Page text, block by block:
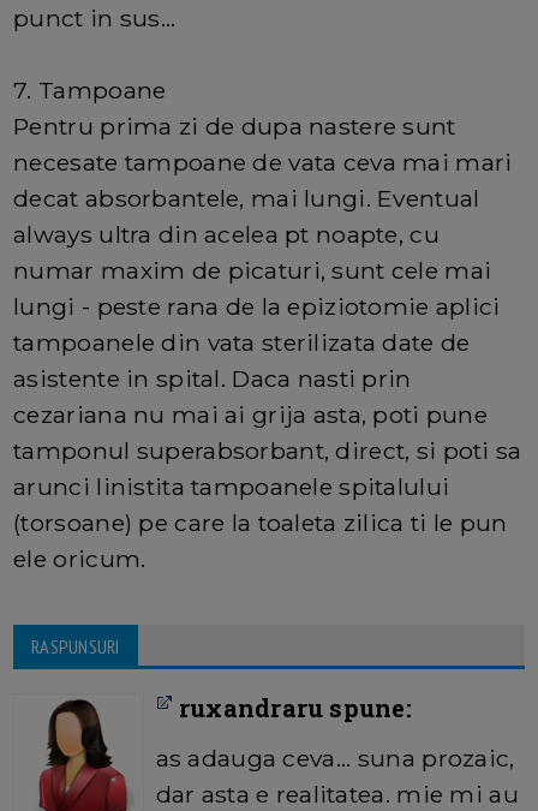
punct in sus...
7. Tampoane
Pentru prima zi de dupa nastere sunt
necesate tampoane de vata ceva mai mari
decat absorbantele, mai lungi. Eventual
always ultra din acelea pt noapte, cu
numar maxim de picaturi, sunt cele mai
lungi - peste rana de la epiziotomie aplici
tampoanele din vata sterilizata date de
asistente in spital. Daca nasti prin
cezariana nu mai ai grija asta, poti pune
tamponul superabsorbant, direct, si poti sa
arunci linistita tampoanele spitalului
(torsoane) pe care la toaleta zilica ti le pun
ele oricum.
RASPUNSURI
ruxandraru spune:
as adauga ceva... suna prozaic,
dar asta e realitatea. mie mi au